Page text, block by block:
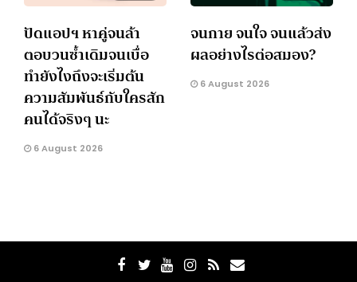
ปัดแอปฯ หาคู่จนล้า
ตอบวนซ้ำเดิมจนเบื่อ
ทำยังไงถึงจะเริ่มต้น
ความสัมพันธ์กับใครสัก
คนได้จริงๆ นะ
6 August 2026
จนกาย จนใจ จนแล้วส่ง
ผลอย่างไรต่อสมอง?
6 August 2026